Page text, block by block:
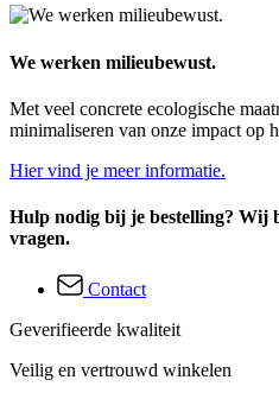
We werken milieubewust.
Met veel concrete ecologische
minimaliseren van onze impact op
Hier vind je meer informatie.
Hulp nodig bij je bestelling? Wij
vragen.
Contact
Geverifieerde kwaliteit
Veilig en vertrouwd winkelen